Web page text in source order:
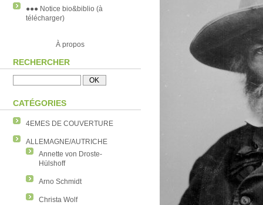
●●● Notice bio&biblio (à
télécharger)
À propos
RECHERCHER
CATÉGORIES
4EMES DE COUVERTURE
ALLEMAGNE/AUTRICHE
Annette von Droste-
Hülshoff
Arno Schmidt
Christa Wolf